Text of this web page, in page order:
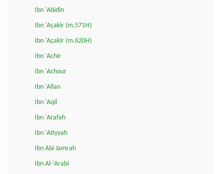
Ibn 'Abidin
Ibn 'Açakir (m.571H)
Ibn 'Açakir (m.620H)
Ibn 'Achir
Ibn 'Achour
Ibn 'Allan
Ibn 'Aqil
Ibn 'Arafah
Ibn 'Atiyyah
Ibn Abi Jamrah
Ibn Al-'Arabi